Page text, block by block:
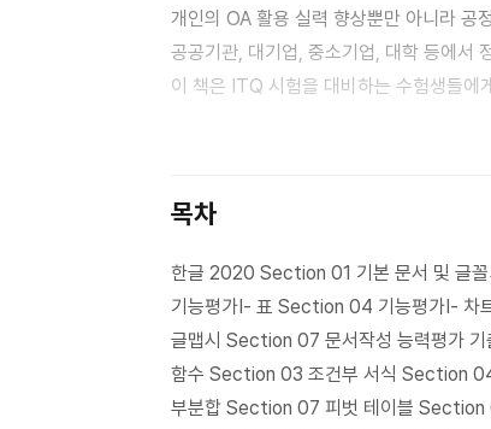
개인의 OA 활용 실력 향상뿐만 아니라 공
공공기관, 대기업, 중소기업, 대학 등에서
이 책은 ITQ 시험을 대비하는 수험생들에
유형 따라하기’를 통해 시험에 출제되는
수 있습니다. 마지막으로 ‘기출 모의고사
목차
한글 2020 Section 01 기본 문서 및 글
기능평가Ⅰ- 표 Section 04 기능평가Ⅰ-
글맵시 Section 07 문서작성 능력평가
함수 Section 03 조건부 서식 Section
부분합 Section 07 피벗 테이블 Section